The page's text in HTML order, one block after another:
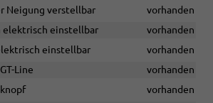
Neigung verstellbar
vorhanden
elektrisch einstellbar
vorhanden
einstellbar
vorhanden
Line
vorhanden
vorhanden